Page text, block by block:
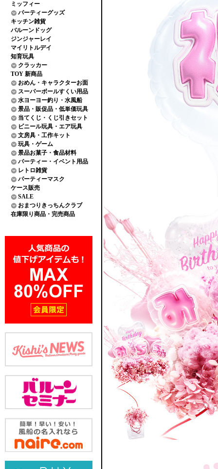
ミッフィー
パーティーグッズ
キッチン雑貨
バルーンドッグ
ジンジャーレイ
マイリトルデイ
知育玩具
クラッカー
TOY 新商品
おめん・キャラクターお面
スーパーボールすくい用品
水ヨーヨー釣り・水風船
景品・販促品・低単価玩具
当てくじ・くじ引きセット
ビニール玩具・エア玩具
文房具・工作キット
玩具・ゲーム
景品お菓子・食品材料
パーティー・イベント用品
レトロ雑貨
パーティーマスク
ケース販売
SALE
おまつりきっちんクラブ
在庫限り商品・完売商品